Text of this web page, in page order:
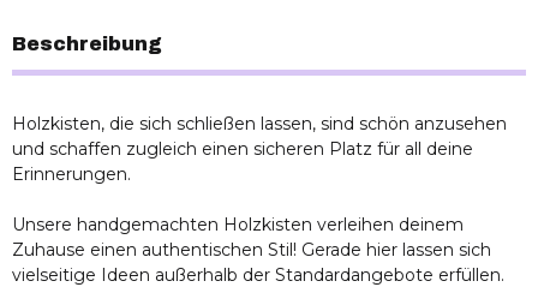
Beschreibung
Holzkisten, die sich schließen lassen, sind schön anzusehen
und schaffen zugleich einen sicheren Platz für all deine
Erinnerungen.
Unsere handgemachten Holzkisten verleihen deinem
Zuhause einen authentischen Stil! Gerade hier lassen sich
vielseitige Ideen außerhalb der Standardangebote erfüllen.